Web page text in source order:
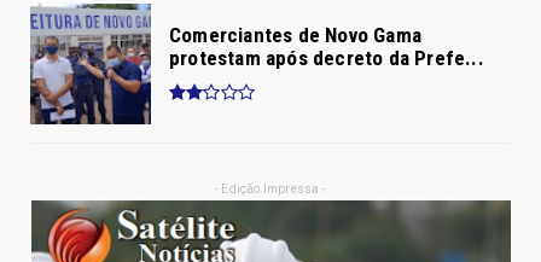
Comerciantes de Novo Gama
protestam após decreto da Prefe...
- Edição Impressa -